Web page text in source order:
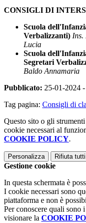
CONSIGLI DI
Scuola
Verbalizzanti) Ins.
Lucia
Scuola
Segretari
Baldo Annamaria
Pubblicato: 25-01-2024 -
Tag pagina: Consigli di
Questo sito o gli
cookie necessari al
COOKIE POLICY.
Personalizza Rifiuta tutti
Gestione cookie
In questa schermata è
I cookie necessari sono
piattaforma e non è
Per conoscere quali sono
visionare la COOKIE